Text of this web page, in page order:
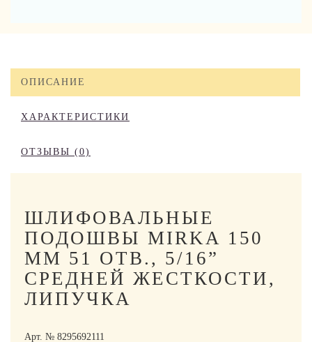
ОПИСАНИЕ
ХАРАКТЕРИСТИКИ
ОТЗЫВЫ (0)
ШЛИФОВАЛЬНЫЕ
ПОДОШВЫ MIRKA 150
ММ 51 ОТВ., 5/16”
СРЕДНЕЙ ЖЕСТКОСТИ,
ЛИПУЧКА
Арт. № 8295692111